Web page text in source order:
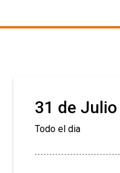
31 de
Todo el dia